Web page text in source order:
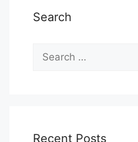
Search
Search
for:
Recent Posts